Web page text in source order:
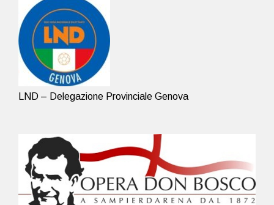
LND – Delegazione Provinciale Genova